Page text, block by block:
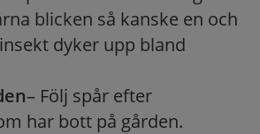
blicken så kanske en och
dyker upp bland
– Följ spår efter
har bott på gården.